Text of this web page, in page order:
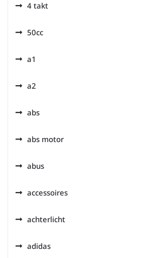
4 takt
50cc
a1
a2
abs
abs motor
abus
accessoires
achterlicht
adidas